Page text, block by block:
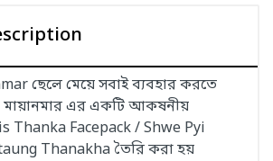
ছেলে মেয়ে সবাই ব্যবহার করতে
মায়ানমার এর একটি আকষনীয়
Thanka Facepack / Shwe Pyi
Thanakha তৈরি করা হয়